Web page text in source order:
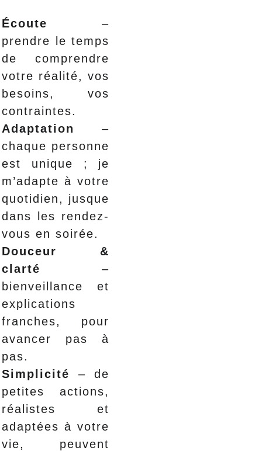
Écoute
–
prendre le temps
de comprendre
votre réalité, vos
besoins, vos
contraintes.
Adaptation
–
chaque personne
est unique ; je
m’adapte à votre
quotidien, jusque
dans les rendez-
vous en soirée.
Douceur &
clarté
–
bienveillance et
explications
franches, pour
avancer pas à
pas.
Simplicité
– de
petites actions,
réalistes et
adaptées à votre
vie, peuvent